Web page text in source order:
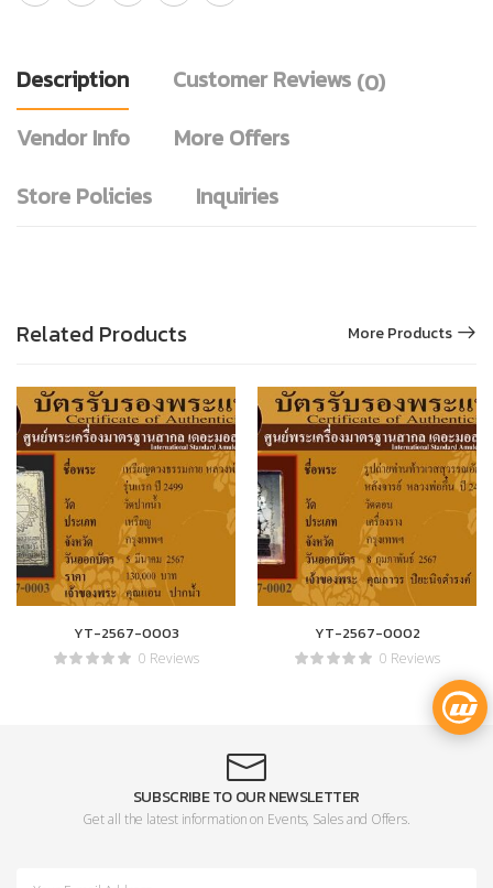
Description Customer Reviews (0)
Vendor Info
More Offers
Store Policies
Inquiries
Related Products More Products
YT-2567-0003
0 Reviews
YT-2567-0002
0 Reviews
SUBSCRIBE TO OUR NEWSLETTER
Get all the latest information on Events, Sales and Offers.